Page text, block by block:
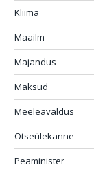
Kliima
Maailm
Majandus
Maksud
Meeleavaldus
Otseülekanne
Peaminister